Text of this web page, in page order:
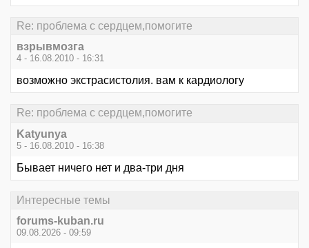
Re: проблема с сердцем,помогите
взрывмозга
4 - 16.08.2010 - 16:31
возможно экстрасистолия. вам к кардиологу
Re: проблема с сердцем,помогите
Katyunya
5 - 16.08.2010 - 16:38
Бывает ничего нет и два-три дня
Интересные темы
forums-kuban.ru
09.08.2026 - 09:59